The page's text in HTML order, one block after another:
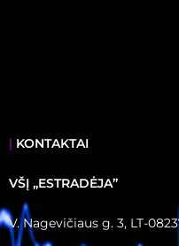
| KONTAKTAI
VŠĮ ,,ESTRADĖJA”
V. Nagevičiaus g. 3, LT-